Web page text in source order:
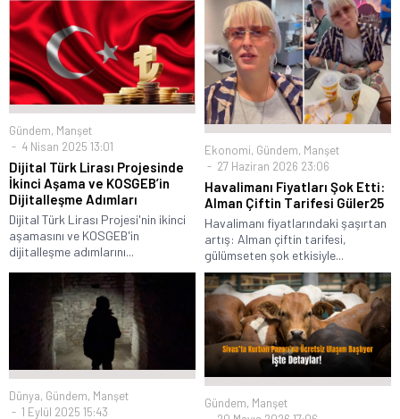
Gündem, Manşet
4 Nisan 2025 13:01
Dijital Türk Lirası Projesinde
İkinci Aşama ve KOSGEB’in
Dijitalleşme Adımları
Dijital Türk Lirası Projesi'nin ikinci
aşamasını ve KOSGEB'in
dijitalleşme adımlarını...
Ekonomi, Gündem, Manşet
27 Haziran 2026 23:06
Havalimanı Fiyatları Şok Etti:
Alman Çiftin Tarifesi Güler25
Havalimanı fiyatlarındaki şaşırtan
artış: Alman çiftin tarifesi,
gülümseten şok etkisiyle...
Dünya, Gündem, Manşet
1 Eylül 2025 15:43
Gündem, Manşet